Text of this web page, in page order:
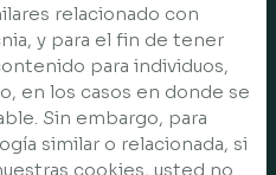
relacionado con
y para el fin de tener
para individuos,
en los casos en donde se
Sin embargo, para
similar o relacionada, si
cookies, usted no